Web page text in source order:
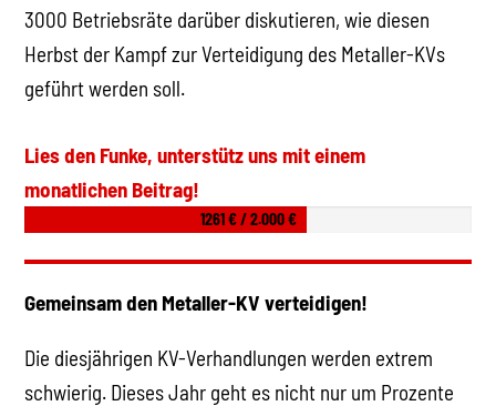
3000 Betriebsräte darüber diskutieren, wie diesen
Herbst der Kampf zur Verteidigung des Metaller-KVs
geführt werden soll.
Lies den Funke, unterstütz uns mit einem
monatlichen Beitrag!
1261 € / 2.000 €
Gemeinsam den Metaller-KV verteidigen!
Die diesjährigen KV-Verhandlungen werden extrem
schwierig. Dieses Jahr geht es nicht nur um Prozente